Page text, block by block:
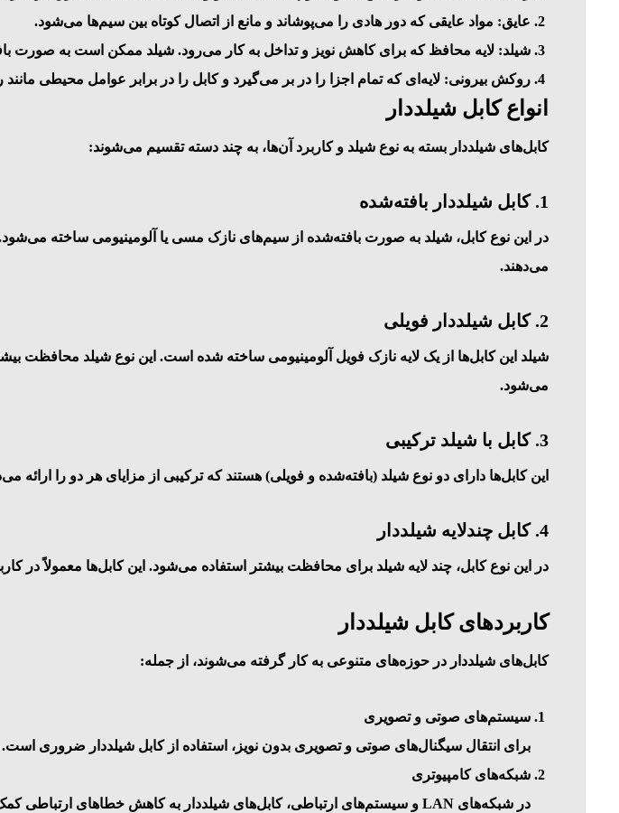
عایق: مواد عایقی که دور هادی را می‌پوشاند و مانع از اتصال کوتاه بین سیم‌ها می‌شود.
شیلد: لایه محافظ که برای کاهش نویز و تداخل به کار می‌رود. شیلد ممکن است به صورت
روکش بیرونی: لایه‌ای که تمام اجزا را در بر می‌گیرد و کابل را در برابر عوامل محیطی
انواع کابل شیلددار
کابل‌های شیلددار بسته به نوع شیلد و کاربرد آن‌ها، به چند دسته تقسیم می‌شوند:
1. کابل شیلددار بافته‌شده
در این نوع کابل، شیلد به صورت بافته‌شده از سیم‌های نازک مسی یا آلومینیومی ساخته
می‌دهند.
2. کابل شیلددار فویلی
می‌شود.
3. کابل با شیلد ترکیبی
این کابل‌ها دارای دو نوع شیلد (بافته‌شده و فویلی) هستند که ترکیبی از مزایای هر دو را
4. کابل چندلایه شیلددار
در این نوع کابل، چند لایه شیلد برای محافظت بیشتر استفاده می‌شود. این کابل‌ها معمولاً در
کاربردهای کابل شیلددار
کابل‌های شیلددار در حوزه‌های متنوعی به کار گرفته می‌شوند، از جمله:
سیستم‌های صوتی و تصویری
برای انتقال سیگنال‌های صوتی و تصویری بدون نویز، استفاده از کابل شیلددار ضروری است.
شبکه‌های کامپیوتری
در شبکه‌های LAN و سیستم‌های ارتباطی، کابل‌های شیلددار به کاهش خطاهای ارتباطی کمک می‌کنند.